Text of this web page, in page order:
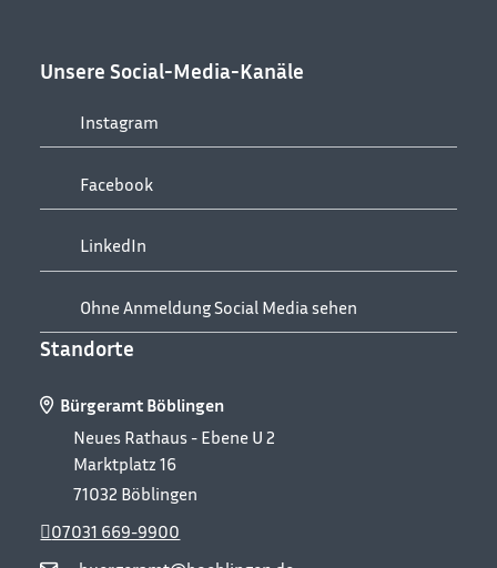
Unsere Social-Media-Kanäle
Instagram
Facebook
LinkedIn
Ohne Anmeldung Social Media sehen
Standorte
Bürgeramt Böblingen
Neues Rathaus - Ebene U 2
Marktplatz 16
71032 Böblingen
07031 669-9900